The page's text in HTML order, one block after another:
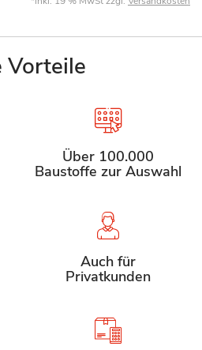
Vorteile
Über 100.000
Baustoffe zur Auswahl
Auch für
Privatkunden